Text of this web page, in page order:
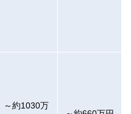
～約1030万